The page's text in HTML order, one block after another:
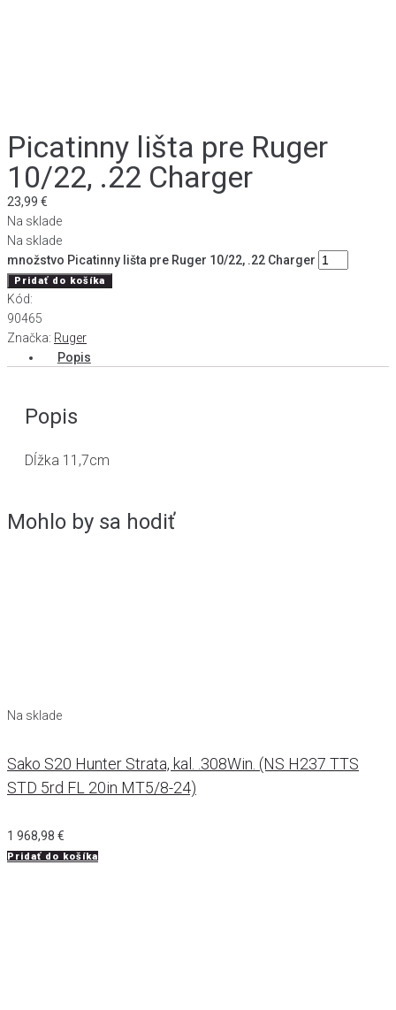
Picatinny lišta pre Ruger
10/22, .22 Charger
23,99 €
Na sklade
Na sklade
množstvo Picatinny lišta pre Ruger 10/22, .22 Charger
Pridať do košíka
Kód:
90465
Značka: Ruger
Popis
Popis
Dĺžka 11,7cm
Mohlo by sa hodiť
Na sklade
Sako S20 Hunter Strata, kal. .308Win. (NS H237 TTS
STD 5rd FL 20in MT5/8-24)
1 968,98 €
Pridať do košíka